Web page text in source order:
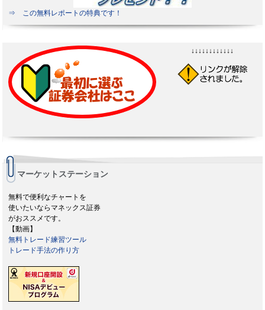
⇒ この無料レポートの特典です！
↓↓↓↓↓↓↓↓↓↓↓↓
マーケットステーション
無料で便利なチャートを
使いたいならマネックス証券
がおススメです。
【動画】
無料トレード練習ツール
トレード手法の作り方